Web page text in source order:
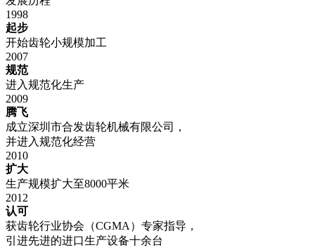
1998
起步
开始齿轮小规模加工
2007
规范
进入规范化生产
2009
腾飞
成立深圳市合发齿轮机械有限公司，
并进入规范化经营
2010
扩大
生产规模扩大至8000平米
2012
认可
获齿轮行业协会（CGMA）专家指导，
引进先进的进口生产设备十余台